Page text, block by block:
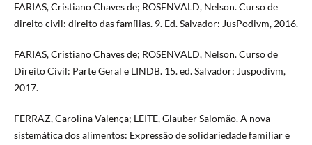
FARIAS, Cristiano Chaves de; ROSENVALD, Nelson. Curso de
direito civil: direito das famílias. 9. Ed. Salvador: JusPodivm, 2016.
FARIAS, Cristiano Chaves de; ROSENVALD, Nelson. Curso de
Direito Civil: Parte Geral e LINDB. 15. ed. Salvador: Juspodivm,
2017.
FERRAZ, Carolina Valença; LEITE, Glauber Salomão. A nova
sistemática dos alimentos: Expressão de solidariedade familiar e